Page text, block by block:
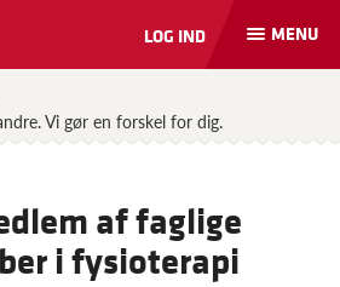
Åbn
og
MENU
LOG IND
Vi gør en forskel for dig.
af faglige
i fysioterapi